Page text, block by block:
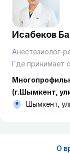
Исабеков
Анестезиолог-
Где принимает
(г.Шымкент,
Шымкент,
О